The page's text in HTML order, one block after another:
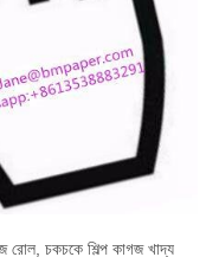
চকচকে শিল্প কাগজ খাদ্য